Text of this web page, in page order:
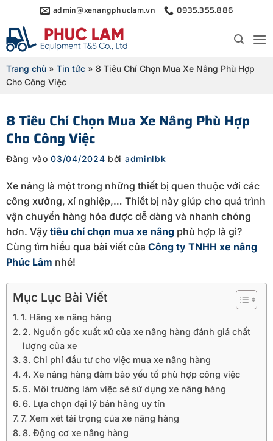
qua
nội
dung
admin@xenangphuclam.vn 0935.355.886
Trang chủ » Tin tức » 8 Tiêu Chí Chọn Mua Xe Nâng Phù Hợp
Cho Công Việc
8 Tiêu Chí Chọn Mua Xe Nâng Phù Hợp
Cho Công Việc
Đăng vào03/04/2024 bởi adminlbk
Xe nâng là một trong những thiết bị quen thuộc với các
công xưởng, xí nghiệp,… Thiết bị này giúp cho quá trình
vận chuyển hàng hóa được dễ dàng và nhanh chóng
hơn. Vậy tiêu chí chọn mua xe nâng phù hợp là gì?
Cùng tìm hiểu qua bài viết của Công ty TNHH xe nâng
Phúc Lâm nhé!
Mục Lục Bài Viết
1. Hãng xe nâng hàng
2. Nguồn gốc xuất xứ của xe nâng hàng đánh giá chất
lượng của xe
3. Chi phí đầu tư cho việc mua xe nâng hàng
4. Xe nâng hàng đảm bảo yếu tố phù hợp công việc
5. Môi trường làm việc sẽ sử dụng xe nâng hàng
6. Lựa chọn đại lý bán hàng uy tín
7. Xem xét tải trọng của xe nâng hàng
8. Động cơ xe nâng hàng